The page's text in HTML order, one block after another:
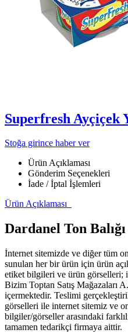
Superfresh Ayçiçek
Stoğa girince haber ver
Ürün Açıklaması
Gönderim Seçenekleri
İade / İptal İşlemleri
Ürün Açıklaması
Dardanel Ton
İnternet sitemizde ve diğer tüm
sunulan her bir ürün için ürün
etiket bilgileri ve ürün görselleri;
Bizim Toptan Satış Mağazaları
içermektedir. Teslimi
görselleri ile internet sitemiz ve
bilgiler/görseller arasındaki
tamamen tedarikçi firmaya aittir.